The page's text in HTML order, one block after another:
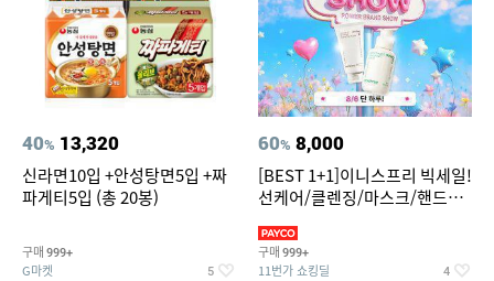
40% 13,320
신라면10입 +안성탕면5입 +짜
파게티5입 (총 20봉)
구매 999+
G마켓 5
60% 8,000
[BEST 1+1]이니스프리 빅세일!
선케어/클렌징/마스크/핸드크
구매 999+
11번가 쇼킹딜 4